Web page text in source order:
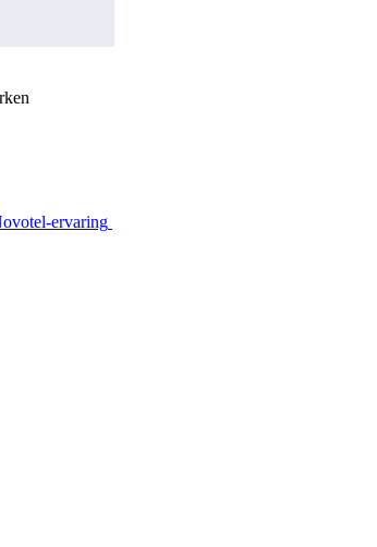
ervaring